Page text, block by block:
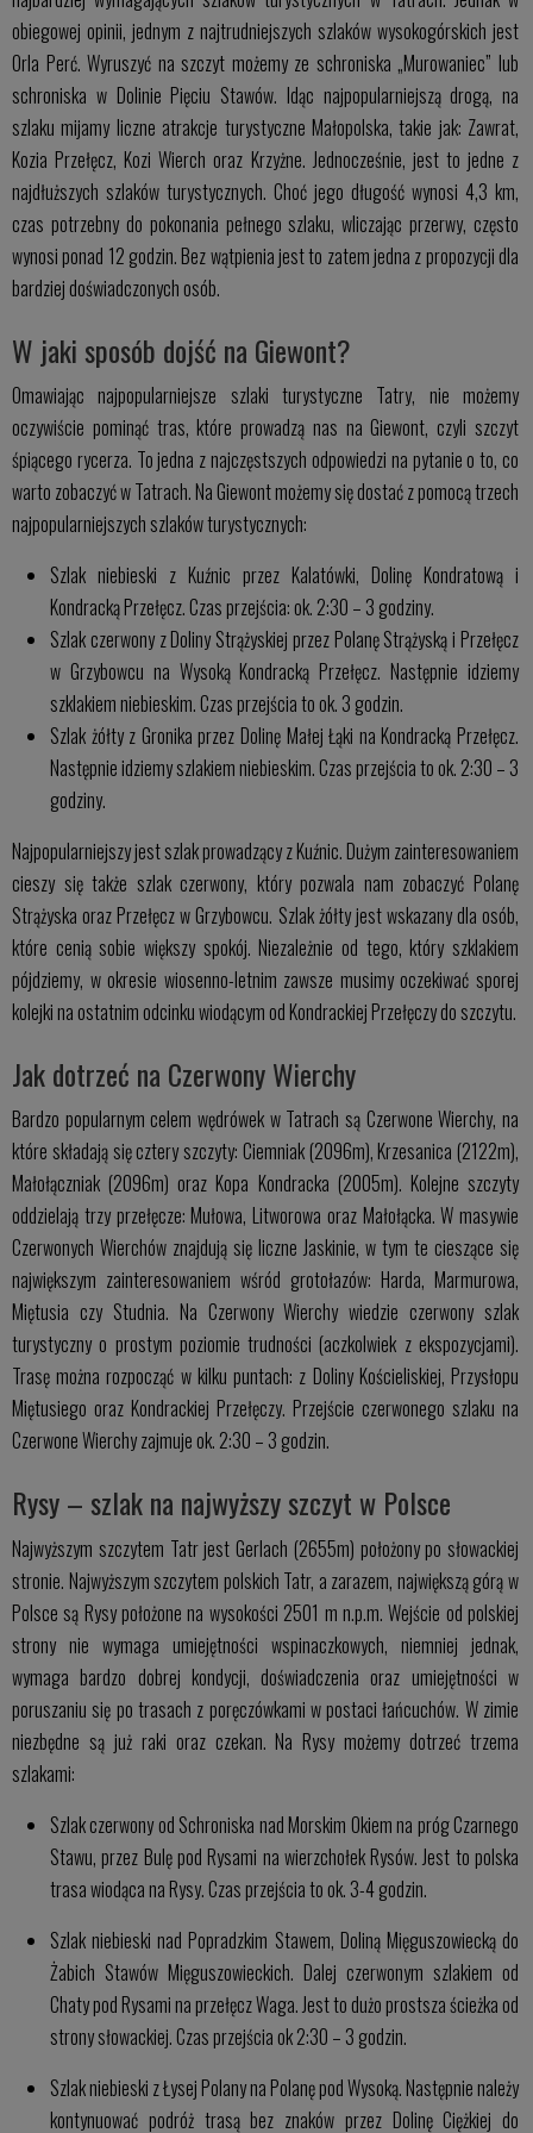
obiegowej opinii, jednym z najtrudniejszych szlaków wysokogórskich jest
Orla Perć. Wyruszyć na szczyt możemy ze schroniska „Murowaniec” lub
schroniska w Dolinie Pięciu Stawów. Idąc najpopularniejszą drogą, na
szlaku mijamy liczne atrakcje turystyczne Małopolska, takie jak: Zawrat,
Kozia Przełęcz, Kozi Wierch oraz Krzyżne. Jednocześnie, jest to jedne z
najdłuższych szlaków turystycznych. Choć jego długość wynosi 4,3 km,
czas potrzebny do pokonania pełnego szlaku, wliczając przerwy, często
wynosi ponad 12 godzin. Bez wątpienia jest to zatem jedna z propozycji dla
bardziej doświadczonych osób.
W jaki sposób dojść na Giewont?
Omawiając najpopularniejsze szlaki turystyczne Tatry, nie możemy
oczywiście pominąć tras, które prowadzą nas na Giewont, czyli szczyt
śpiącego rycerza. To jedna z najczęstszych odpowiedzi na pytanie o to, co
warto zobaczyć w Tatrach. Na Giewont możemy się dostać z pomocą trzech
najpopularniejszych szlaków turystycznych:
Szlak niebieski z Kuźnic przez Kalatówki, Dolinę Kondratową i
Kondracką Przełęcz. Czas przejścia: ok. 2:30 – 3 godziny.
Szlak czerwony z Doliny Strążyskiej przez Polanę Strążyską i Przełęcz
w Grzybowcu na Wysoką Kondracką Przełęcz. Następnie idziemy
szklakiem niebieskim. Czas przejścia to ok. 3 godzin.
Szlak żółty z Gronika przez Dolinę Małej Łąki na Kondracką Przełęcz.
Następnie idziemy szlakiem niebieskim. Czas przejścia to ok. 2:30 – 3
godziny.
Najpopularniejszy jest szlak prowadzący z Kuźnic. Dużym zainteresowaniem
cieszy się także szlak czerwony, który pozwala nam zobaczyć Polanę
Strążyska oraz Przełęcz w Grzybowcu. Szlak żółty jest wskazany dla osób,
które cenią sobie większy spokój. Niezależnie od tego, który szklakiem
pójdziemy, w okresie wiosenno-letnim zawsze musimy oczekiwać sporej
kolejki na ostatnim odcinku wiodącym od Kondrackiej Przełęczy do szczytu.
Jak dotrzeć na Czerwony Wierchy
Bardzo popularnym celem wędrówek w Tatrach są Czerwone Wierchy, na
które składają się cztery szczyty: Ciemniak (2096m), Krzesanica (2122m),
Małołączniak (2096m) oraz Kopa Kondracka (2005m). Kolejne szczyty
oddzielają trzy przełęcze: Mułowa, Litworowa oraz Małołącka. W masywie
Czerwonych Wierchów znajdują się liczne Jaskinie, w tym te cieszące się
największym zainteresowaniem wśród grotołazów: Harda, Marmurowa,
Miętusia czy Studnia. Na Czerwony Wierchy wiedzie czerwony szlak
turystyczny o prostym poziomie trudności (aczkolwiek z ekspozycjami).
Trasę można rozpocząć w kilku puntach: z Doliny Kościeliskiej, Przysłopu
Miętusiego oraz Kondrackiej Przełęczy. Przejście czerwonego szlaku na
Czerwone Wierchy zajmuje ok. 2:30 – 3 godzin.
Rysy – szlak na najwyższy szczyt w Polsce
Najwyższym szczytem Tatr jest Gerlach (2655m) położony po słowackiej
stronie. Najwyższym szczytem polskich Tatr, a zarazem, największą górą w
Polsce są Rysy położone na wysokości 2501 m n.p.m. Wejście od polskiej
strony nie wymaga umiejętności wspinaczkowych, niemniej jednak,
wymaga bardzo dobrej kondycji, doświadczenia oraz umiejętności w
poruszaniu się po trasach z poręczówkami w postaci łańcuchów. W zimie
niezbędne są już raki oraz czekan. Na Rysy możemy dotrzeć trzema
szlakami:
Szlak czerwony od Schroniska nad Morskim Okiem na próg Czarnego
Stawu, przez Bulę pod Rysami na wierzchołek Rysów. Jest to polska
trasa wiodąca na Rysy. Czas przejścia to ok. 3-4 godzin.
Szlak niebieski nad Popradzkim Stawem, Doliną Mięguszowiecką do
Żabich Stawów Mięguszowieckich. Dalej czerwonym szlakiem od
Chaty pod Rysami na przełęcz Waga. Jest to dużo prostsza ścieżka od
strony słowackiej. Czas przejścia ok 2:30 – 3 godzin.
Szlak niebieski z Łysej Polany na Polanę pod Wysoką. Następnie należy
kontynuować podróż trasą bez znaków przez Dolinę Ciężkiej do